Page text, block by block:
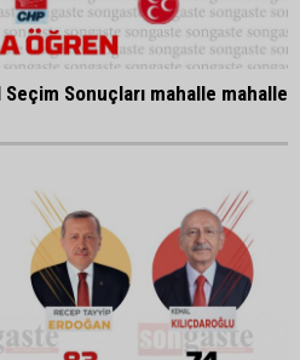
Sonuçları mahalle mahalle